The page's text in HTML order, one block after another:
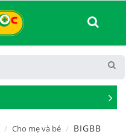
See
Cho mẹ và bé BIGBB